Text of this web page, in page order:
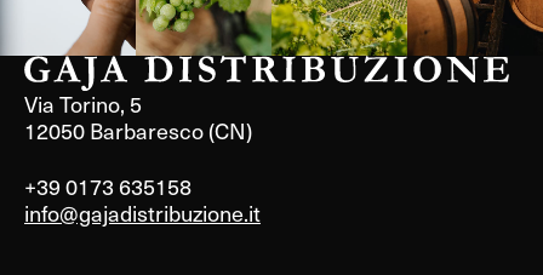
Via Torino, 5
12050 Barbaresco (CN)
+39 0173 635158
info@gajadistribuzione.it